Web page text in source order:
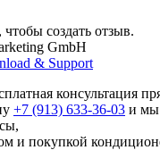
чтобы создать отзыв.
GmbH
& Support
консультация
+7 (913) 633-36-03 и мы
и покупкой